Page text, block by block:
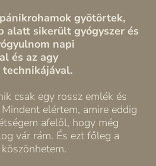
gyötörtek,
alatt sikerült gyógyszer és
napi
és az agy
technikájával.
csak egy rossz emlék és
elértem, amire eddig
afelől, hogy még
vár rám. És ezt főleg a